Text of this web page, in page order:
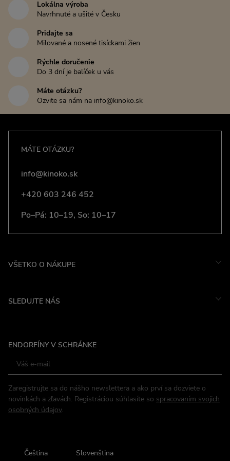
Lokálna výroba
Navrhnuté a ušité v Česku
Pridajte sa
Milované a nosené tisíckami žien
Rýchle doručenie
Do 3 dní je balíček u vás
Máte otázku?
Ozvite sa nám na info@kinoko.sk
MÁTE OTÁZKU?
info@kinoko.sk
+420 603 246 452
Po–Pá: 10–19, So: 10–17
VŠETKO O NÁKUPE
SLEDUJTE NÁS
Facebook
ENDORFÍNY V SCHRÁNKE
Zaregistrujte sa do nášho newslettera a ako prví sa dozviete o
novinkách a zľavách. Registráciou súhlasíte so spracovaním svojich
osobných údajov.
Čeština Slovenština